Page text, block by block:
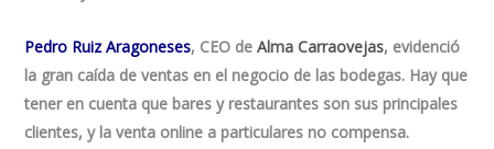
Pedro Ruiz Aragoneses, CEO deAlma Carraovejas, evidenció
la gran caída de ventas en el negocio de las bodegas. Hay que
tener en cuenta que bares y restaurantes son sus principales
clientes, y la venta online a particulares no compensa.